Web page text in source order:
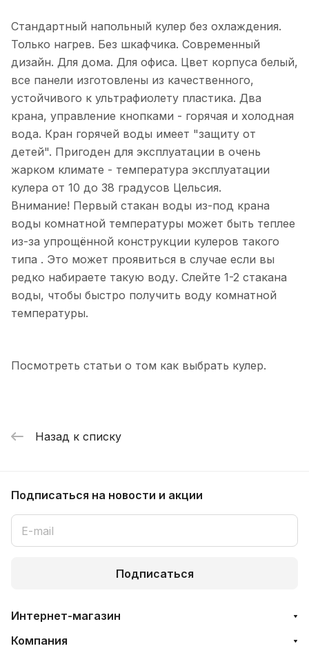
Стандартный напольный кулер без охлаждения.
Только нагрев. Без шкафчика. Современный
дизайн. Для дома. Для офиса. Цвет корпуса белый,
все панели изготовлены из качественного,
устойчивого к ультрафиолету пластика. Два
крана, управление кнопками - горячая и холодная
вода. Кран горячей воды имеет "защиту от
детей". Пригоден для эксплуатации в очень
жарком климате - температура эксплуатации
кулера от 10 до 38 градусов Цельсия.
Внимание! Первый стакан воды из-под крана
воды комнатной температуры может быть теплее
из-за упрощённой конструкции кулеров такого
типа . Это может проявиться в случае если вы
редко набираете такую воду. Слейте 1-2 стакана
воды, чтобы быстро получить воду комнатной
температуры.
Посмотреть статьи о том как выбрать кулер.
Назад к списку
Подписаться на новости и акции
Подписаться
Интернет-магазин
Компания